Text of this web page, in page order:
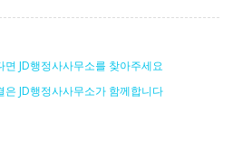
면 JD행정사사무소를 찾아주세요
은 JD행정사사무소가 함께합니다